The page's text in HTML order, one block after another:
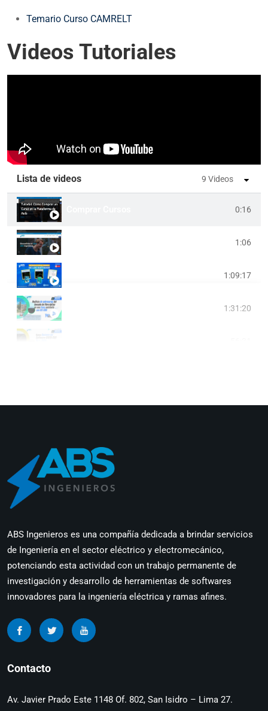
Temario Curso CAMRELT
Videos Tutoriales
Lista de videos 9 Videos
0:16
1:06
Introducción Al Manejo De Los Software -1:09:17
Webcast: Análisis De Sobrecarga Del Tensado
1:31:20
Instalación Del Software DLT-CAD 2024 - ABS
1:47
(III EIT) Ing. Walter Sanchez - Palabras De
ABS Ingenieros es una compañía dedicada a brindar servicios
de Ingeniería en el sector eléctrico y electromecánico,
potenciando esta actividad con un trabajo permanente de
investigación y desarrollo de herramientas de softwares
innovadores para la ingeniería eléctrica y ramas afines.
Contacto
Av. Javier Prado Este 1148 Of. 802, San Isidro – Lima 27.